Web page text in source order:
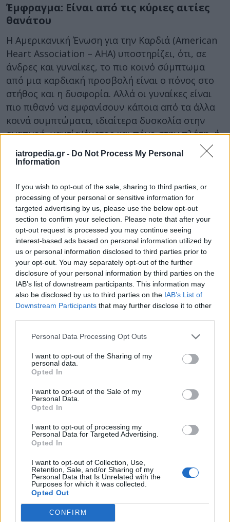
iatropedia.gr - Do Not Process My Personal
Information
If you wish to opt-out of the sale, sharing to third parties, or
processing of your personal or sensitive information for
targeted advertising by us, please use the below opt-out
section to confirm your selection. Please note that after your
opt-out request is processed you may continue seeing
interest-based ads based on personal information utilized by
us or personal information disclosed to third parties prior to
your opt-out. You may separately opt-out of the further
disclosure of your personal information by third parties on the
IAB’s list of downstream participants. This information may
also be disclosed by us to third parties on the IAB’s List of
Downstream Participants that may further disclose it to other
Personal Data Processing Opt Outs
I want to opt-out of the Sharing of my
personal data.
Opted In
I want to opt-out of the Sale of my
Personal Data.
Opted In
I want to opt-out of processing my
Personal Data for Targeted Advertising.
Opted In
I want to opt-out of Collection, Use,
Retention, Sale, and/or Sharing of my
Personal Data that Is Unrelated with the
Purposes for which it was collected.
Opted Out
CONFIRM
Έμφραγμα: Είναι από τις κύριες αιτίες
θανάτου
Η Αμερικανική Ένωση για την Καρδιά (American
Heart Association – AHA) υποστηρίζει, ότι, σε
άνδρες και γυναίκες, το πιο κοινό σύμπτωμα
από μια καρδιακή προσβολή είναι ο πόνος στο
στήθος και η δυσφορία. Αλλά οι γυναίκες είναι
πιο πιθανό να εμφανίσουν κάποια από τα άλλα
κοινά συμπτώματα, ιδιαίτερα δυσκολία στην
αναπνοή, ναυτία/έμετος και πόνο στην πλάτη, ή
Η πρόεδρος της ACEP, δρ Becky Parker, λέει:
στους εαυτούς τους. Συχνά χρειάζεται μια
ολόκληρη ομάδα ιατρικών εμπειρογνωμόνων και
διάφορα τεστ για να προκύψει ασφαλής διάγνωση
των ειδικών αιτιών του πόνου στο στήθος. Αν,
όντως, πρόκειται για πρόβλημα με την καρδιά, τότε
καιη παραμικρή καθυστέρηση μπορεί να
αποδειχθεί μοιραία”.
Οι καρδιακές παθήσεις είναι η κύρια αιτία
θανάτου στις Ηνωμένες Πολιτείες, φτάνοντας
περίπου τους 610.000 θανάτους (1 στους 4
θανάτους) τον χρόνο, σύμφωνα με το Κέντρο
Από τους 735.000 Αμερικανούς που παθαίνουν
καρδιακή προσβολή κάθε χρόνο, περίπου τα
δύο τρίτα από αυτούς την παθαίνουν για πρώτη
φορά. Αλλάμόνο το 27% των ανθρώπων έχει
επίγνωση όλων των βασικών συμπτωμάτων
και πώς να αντιδράσει, σύμφωνα με το CDC.
Πηγή:http://www.health24.com